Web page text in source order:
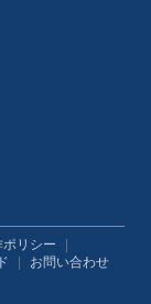
リシー
お問い合わせ